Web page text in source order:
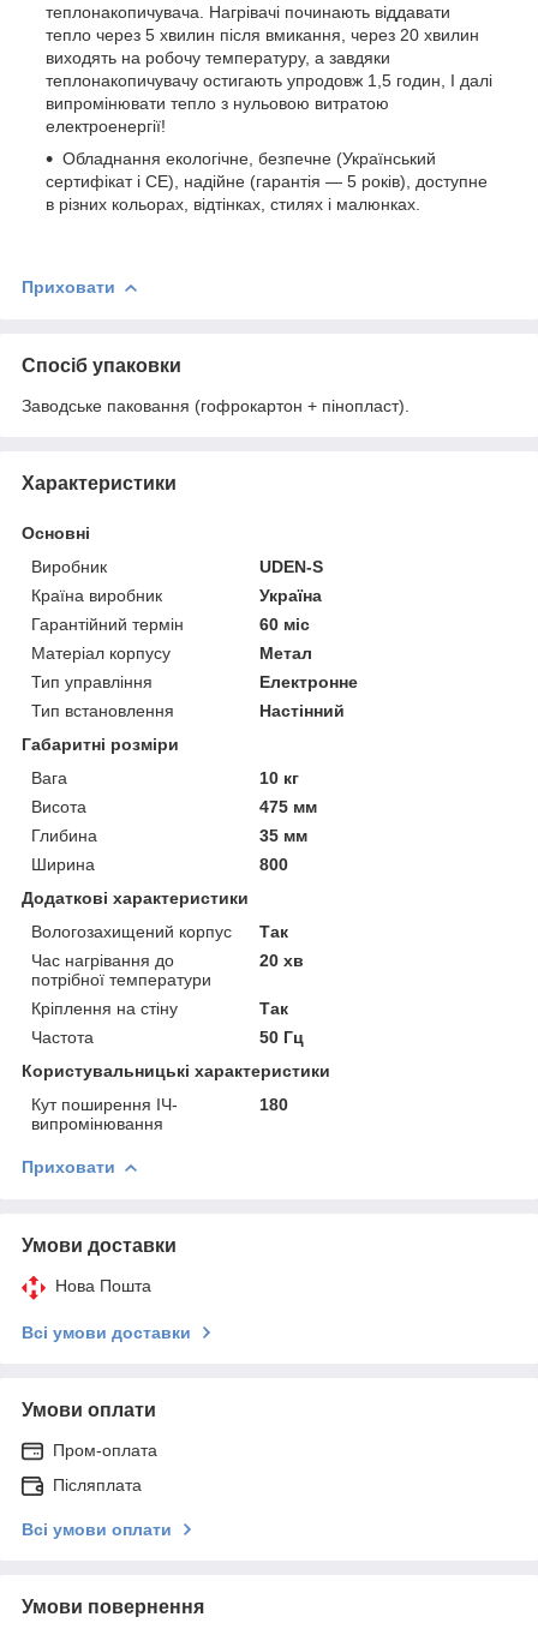
теплонакопичувача. Нагрівачі починають віддавати
тепло через 5 хвилин після вмикання, через 20 хвилин
виходять на робочу температуру, а завдяки
теплонакопичувачу остигають упродовж 1,5 годин, І далі
випромінювати тепло з нульовою витратою
електроенергії!
Обладнання екологічне, безпечне (Український
сертифікат і СЕ), надійне (гарантія — 5 років), доступне
в різних кольорах, відтінках, стилях і малюнках.
Приховати
Спосіб упаковки
Заводське паковання (гофрокартон + пінопласт).
Характеристики
Основні
Виробник
UDEN-S
Країна виробник
Україна
Гарантійний термін
60 міс
Матеріал корпусу
Метал
Тип управління
Електронне
Тип встановлення
Настінний
Габаритні розміри
Вага
10 кг
Висота
475 мм
Глибина
35 мм
Ширина
800
Додаткові характеристики
Вологозахищений корпус
Так
Час нагрівання до
потрібної температури
20 хв
Кріплення на стіну
Так
Частота
50 Гц
Користувальницькі характеристики
Кут поширення ІЧ-
випромінювання
180
Приховати
Умови доставки
Нова Пошта
Всі умови доставки
Умови оплати
Пром-оплата
Післяплата
Всі умови оплати
Умови повернення